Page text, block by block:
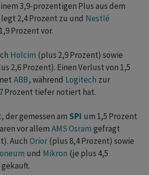
3,9-prozentigen Plus aus dem
legt 2,4 Prozent zu und Nestlé
Prozent vor.
Holcim (plus 2,9 Prozent) sowie
2,6 Prozent). Einen Verlust von 1,5
ABB, während Logitech zur
Prozent tiefer notiert hat.
der gemessen am SPI um 1,5 Prozent
vor allem AMS Osram gefragt
Auch Orior (plus 8,4 Prozent) sowie
und Mikron (je plus 4,5